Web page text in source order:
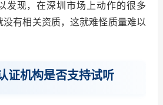
现，在深圳市场上动作的很多
没有相关资质，这就难怪质量难以
证机构是否支持试听